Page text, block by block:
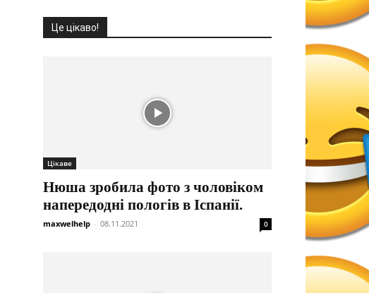
Це цікаво!
Цікаве
Нюша зробила фото з чоловіком
напередодні пологів в Іспанії.
maxwelhelp - 08.11.2021 0